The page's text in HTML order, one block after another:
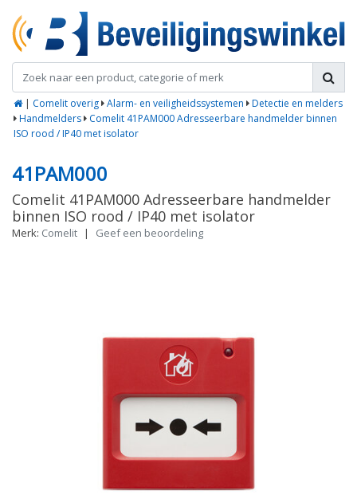
| Comelit overig Alarm- en veiligheidssystemen
Detectie en melders
Handmelders
Comelit 41PAM000 Adresseerbare handmelder binnen
ISO rood / IP40 met isolator
41PAM000
Comelit 41PAM000 Adresseerbare handmelder
binnen ISO rood / IP40 met isolator
Merk: Comelit | Geef een beoordeling